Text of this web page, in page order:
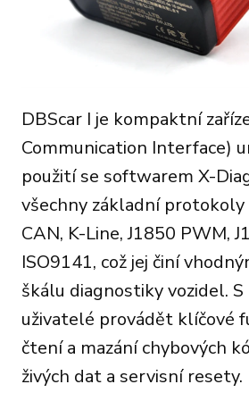
DBScar I je kompaktní
Communication Interface)
použití se softwarem X-
všechny základní protokoly
CAN, K-Line, J1850 PWM,
ISO9141, což jej činí
škálu diagnostiky vozidel. S
uživatelé provádět klíčové
čtení a mazání chybových
živých dat a servisní resety.